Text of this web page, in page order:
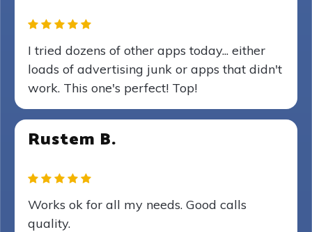
I tried dozens of other apps today... either
loads of advertising junk or apps that didn't
work. This one's perfect! Top!
Rustem B.
Works ok for all my needs. Good calls
quality.